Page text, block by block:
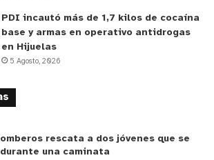
PDI incautó más de 1,7 kilos de cocaína
base y armas en operativo antidrogas
en Hijuelas
5 Agosto, 2026
rescata a dos jóvenes que se
una caminata